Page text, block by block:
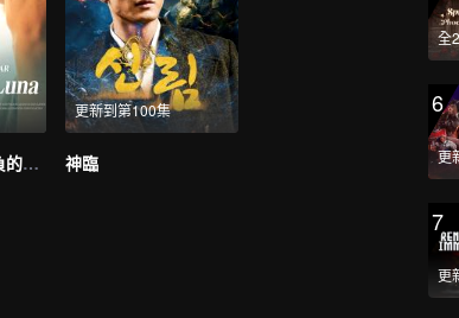
重生復仇：被辜負的王妃
更新到第100集
神臨
全
6
更
7
更